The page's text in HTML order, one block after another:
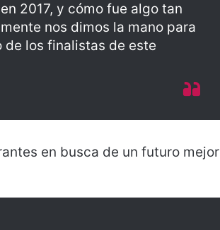
2017, y cómo fue algo tan
nos dimos la mano para
de los finalistas de este
en busca de un futuro mejor